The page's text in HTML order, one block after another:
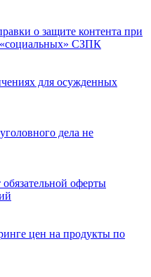
о защите контента при
«социальных» СЗПК
для осужденных
дела не
оферты
цен на продукты по